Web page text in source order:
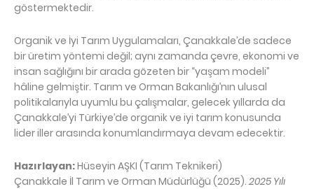
göstermektedir.
Organik ve İyi Tarım Uygulamaları, Çanakkale’de sadece
bir üretim yöntemi değil; aynı zamanda çevre, ekonomi ve
insan sağlığını bir arada gözeten bir “yaşam modeli”
hâline gelmiştir. Tarım ve Orman Bakanlığı’nın ulusal
politikalarıyla uyumlu bu çalışmalar, gelecek yıllarda da
Çanakkale’yi Türkiye’de organik ve iyi tarım konusunda
lider iller arasında konumlandırmaya devam edecektir.
Hazırlayan: Hüseyin AŞKI (Tarım Teknikeri)
Çanakkale İl Tarım ve Orman Müdürlüğü (2025). 2025 Yılı